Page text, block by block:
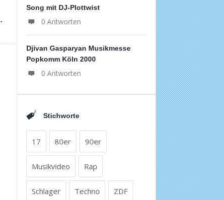
Song mit DJ-Plottwist
0 Antworten
Djivan Gasparyan Musikmesse
Popkomm Köln 2000
0 Antworten
Stichworte
17 80er 90er
Musikvideo Rap
Schlager Techno ZDF